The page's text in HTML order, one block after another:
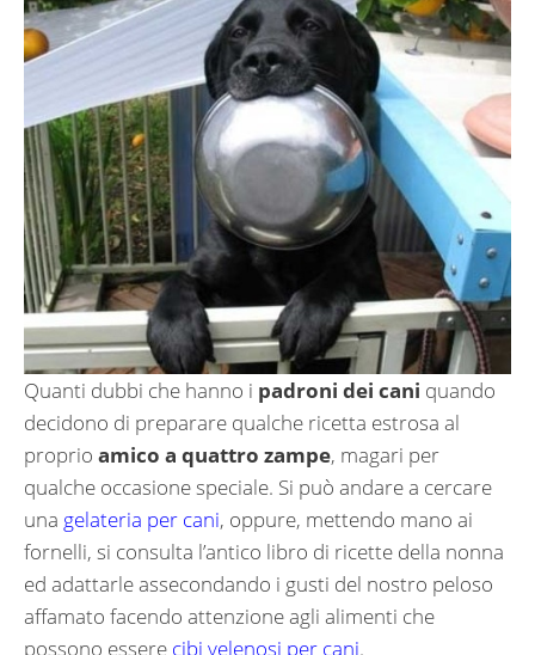
Quanti dubbi che hanno i padroni dei cani quando
decidono di preparare qualche ricetta estrosa al
proprio amico a quattro zampe, magari per
qualche occasione speciale. Si può andare a cercare
una gelateria per cani, oppure, mettendo mano ai
fornelli, si consulta l’antico libro di ricette della nonna
ed adattarle assecondando i gusti del nostro peloso
affamato facendo attenzione agli alimenti che
possono essere cibi velenosi per cani.